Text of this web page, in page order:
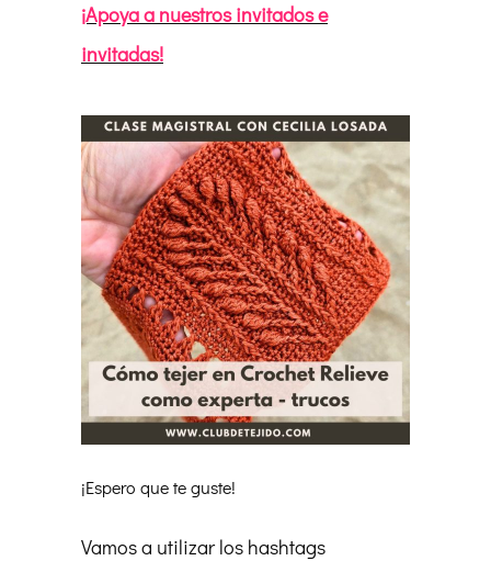
¡Apoya a nuestros invitados e
invitadas!
¡Espero que te guste!
Vamos a utilizar los hashtags